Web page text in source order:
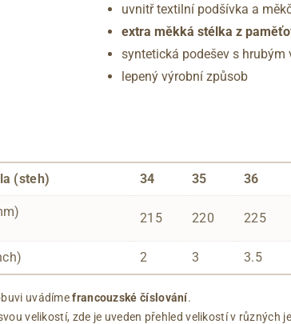
uvnitř textilní podšívka a
extra měkká stélka z
syntetická podešev s
lepený výrobní způsob
(steh) 34 35 36
215 220 225
2 3 3.5
uvádímefrancouzské číslování.
velikostí, zde je uveden přehled velikostí v